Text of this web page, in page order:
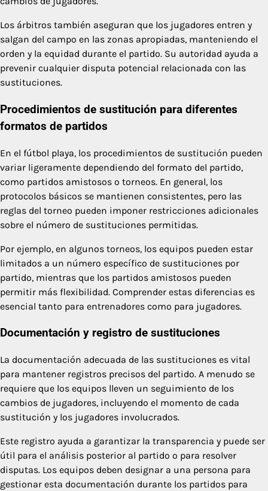
Los árbitros también aseguran que los jugadores entren y
salgan del campo en las zonas apropiadas, manteniendo el
orden y la equidad durante el partido. Su autoridad ayuda a
prevenir cualquier disputa potencial relacionada con las
sustituciones.
Procedimientos de sustitución para diferentes
formatos de partidos
En el fútbol playa, los procedimientos de sustitución pueden
variar ligeramente dependiendo del formato del partido,
como partidos amistosos o torneos. En general, los
protocolos básicos se mantienen consistentes, pero las
reglas del torneo pueden imponer restricciones adicionales
sobre el número de sustituciones permitidas.
Por ejemplo, en algunos torneos, los equipos pueden estar
limitados a un número específico de sustituciones por
partido, mientras que los partidos amistosos pueden
permitir más flexibilidad. Comprender estas diferencias es
esencial tanto para entrenadores como para jugadores.
Documentación y registro de sustituciones
La documentación adecuada de las sustituciones es vital
para mantener registros precisos del partido. A menudo se
requiere que los equipos lleven un seguimiento de los
cambios de jugadores, incluyendo el momento de cada
sustitución y los jugadores involucrados.
Este registro ayuda a garantizar la transparencia y puede ser
útil para el análisis posterior al partido o para resolver
disputas. Los equipos deben designar a una persona para
gestionar esta documentación durante los partidos para